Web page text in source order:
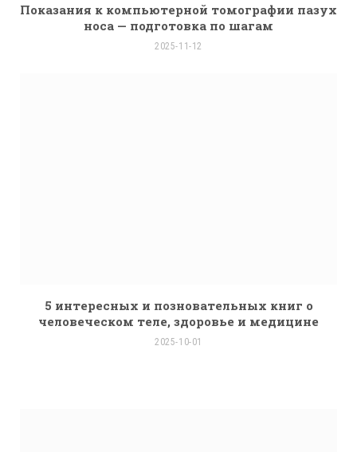
Показания к компьютерной томографии пазух
носа — подготовка по шагам
2025-11-12
5 интересных и позновательных книг о
человеческом теле, здоровье и медицине
2025-10-01